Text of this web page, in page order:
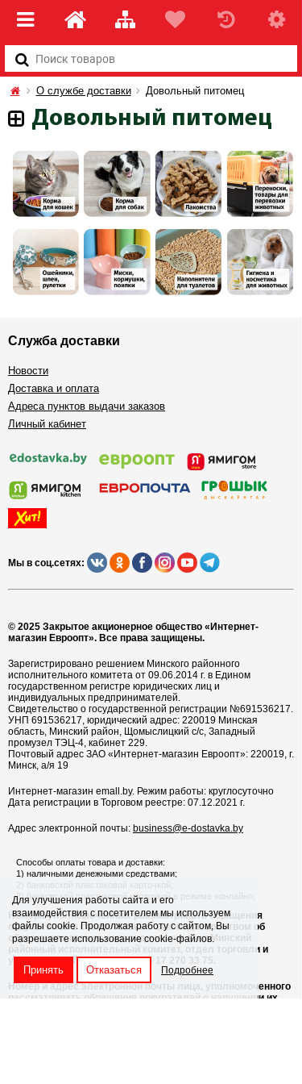
О службе доставки Довольный питомец
Довольный питомец
Служба доставки
Новости
Доставка и оплата
Адреса пунктов выдачи заказов
Личный кабинет
Мы в соц.сетях:
© 2025 Закрытое акционерное общество «Интернет-
магазин Евроопт». Все права защищены.
Зарегистрировано решением Минского районного
исполнительного комитета от 09.06.2014 г. в Едином
государственном регистре юридических лиц и
индивидуальных предпринимателей.
Свидетельство о государственной регистрации №691536217.
УНП 691536217, юридический адрес: 220019 Минская
область, Минский район, Щомыслицкий с/с, Западный
промузел ТЭЦ-4, кабинет 229.
Почтовый адрес ЗАО «Интернет-магазин Евроопт»: 220019, г.
Минск, а/я 19
Интернет-магазин emall.by. Режим работы: круглосуточно
Дата регистрации в Торговом реестре: 07.12.2021 г.
Адрес электронной почты: business@e-dostavka by
Способы оплаты товара и доставки:
1) наличными денежными средствами;
2) банковской пластиковой карточкой;
3) банковской пластиковой карточкой в режиме «онлайн»;
Номера уполномоченных рассматривать обращения
покупателей в соответствии с законодательством об
обращениях граждан и юридических лиц: Минский
районный исполнительный комитет, отдел торговли и
услуг: +375 17 270-29-14, +375 17 270 33 75.
Номер и адрес электронной почты лица, уполномоченного
рассматривать обращения покупателей о нарушении их
Для улучшения работы сайта и его
взаимодействия с посетителем мы используем
файлы cookie. Продолжая работу с сайтом, Вы
разрешаете использование cookie-файлов.
Принять Отказаться Подробнее